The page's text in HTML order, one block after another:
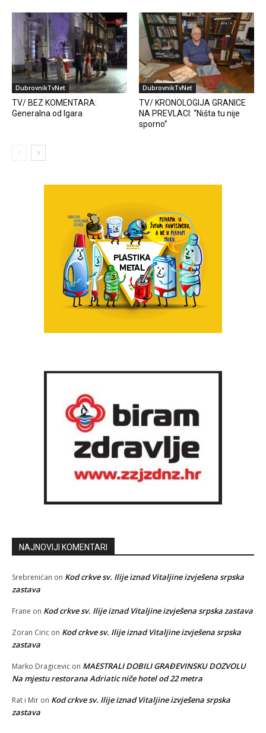
DubrovnikTvNet
TV/ BEZ KOMENTARA:
Generalna od Igara
DubrovnikTvNet
TV/ KRONOLOGIJA GRANICE
NA PREVLACI: “Ništa tu nije
sporno”
NAJNOVIJI KOMENTARI
Srebrenićan on Kod crkve sv. Ilije iznad Vitaljine izvješena srpska
zastava
Frane on Kod crkve sv. Ilije iznad Vitaljine izvješena srpska zastava
Zoran Ciric on Kod crkve sv. Ilije iznad Vitaljine izvješena srpska
zastava
Marko Dragicevic on MAESTRALI DOBILI GRAĐEVINSKU DOZVOLU
Na mjestu restorana Adriatic niče hotel od 22 metra
Rat i Mir on Kod crkve sv. Ilije iznad Vitaljine izvješena srpska
zastava